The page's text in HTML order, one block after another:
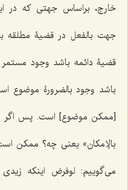
خارج، براساس جهتى كه در
جهت بالفعل در قضیۀ مطلقه
قضیۀ دائمه باشد وجود
باشد وجود بالضرورۀ موضوع
[ممکن موضوع] است. پس اگر
بالإمكان» یعنى چه؟ ممكن است
مى‌گوییم: لوفرض اینكه